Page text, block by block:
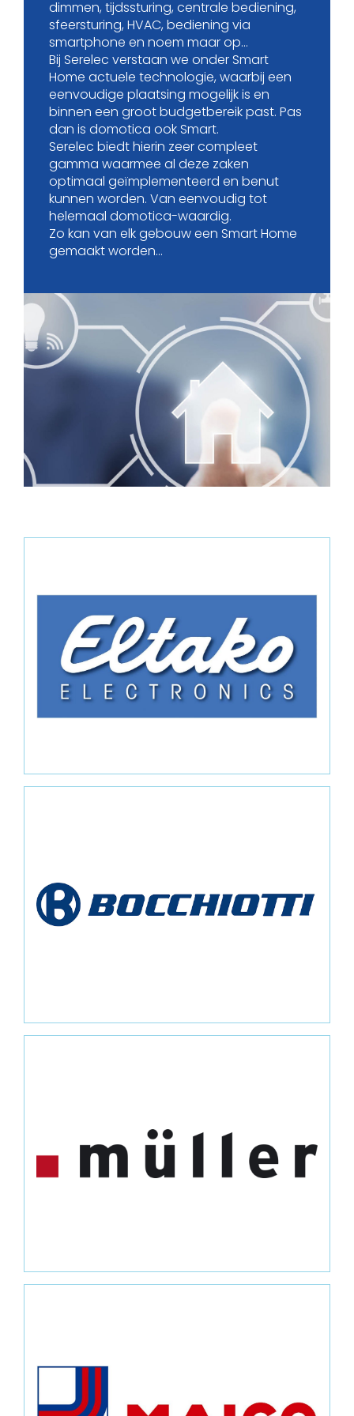
dimmen, tijdssturing, centrale bediening,
sfeersturing, HVAC, bediening via
smartphone en noem maar op…
Bij Serelec verstaan we onder Smart
Home actuele technologie, waarbij een
eenvoudige plaatsing mogelijk is en
binnen een groot budgetbereik past. Pas
dan is domotica ook Smart.
Serelec biedt hierin zeer compleet
gamma waarmee al deze zaken
optimaal geïmplementeerd en benut
kunnen worden. Van eenvoudig tot
helemaal domotica-waardig.
Zo kan van elk gebouw een Smart Home
gemaakt worden…